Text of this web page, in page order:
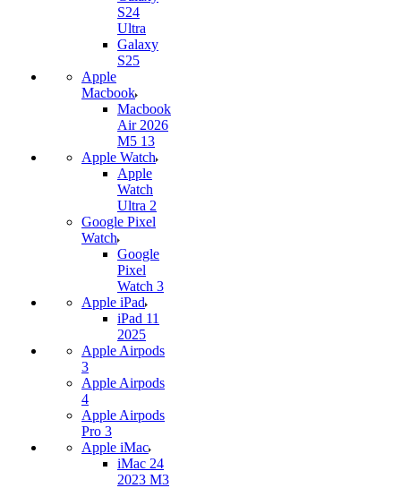
S24
Ultra
Galaxy
S25
Apple
Macbook
Macbook
Air 2026
M5 13
Apple Watch
Apple
Watch
Ultra 2
Google Pixel
Watch
Google
Pixel
Watch 3
Apple iPad
iPad 11
2025
Apple Airpods
3
Apple Airpods
4
Apple Airpods
Pro 3
Apple iMac
iMac 24
2023 M3